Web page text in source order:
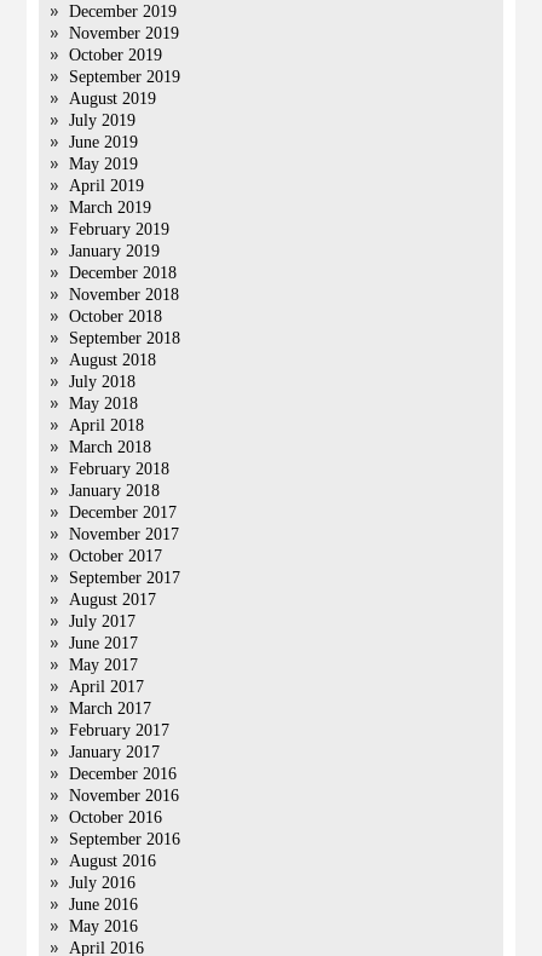
December 2019
November 2019
October 2019
September 2019
August 2019
July 2019
June 2019
May 2019
April 2019
March 2019
February 2019
January 2019
December 2018
November 2018
October 2018
September 2018
August 2018
July 2018
May 2018
April 2018
March 2018
February 2018
January 2018
December 2017
November 2017
October 2017
September 2017
August 2017
July 2017
June 2017
May 2017
April 2017
March 2017
February 2017
January 2017
December 2016
November 2016
October 2016
September 2016
August 2016
July 2016
June 2016
May 2016
April 2016